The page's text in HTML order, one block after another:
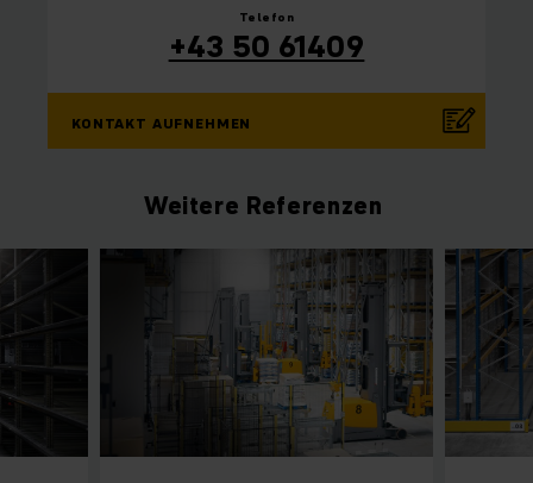
Telefon
+43 50 61409
KONTAKT AUFNEHMEN
Weitere Referenzen